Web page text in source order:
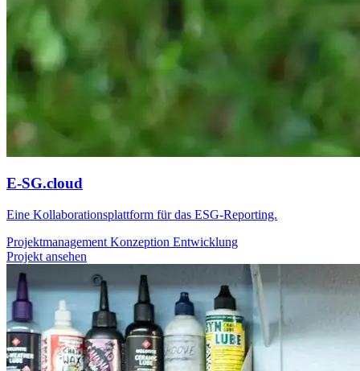
E-SG.cloud
Eine Kollaborationsplattform für das ESG-Reporting.
Projektmanagement Konzeption Entwicklung
Projekt ansehen